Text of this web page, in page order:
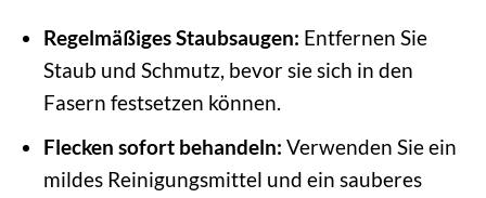
Regelmäßiges Staubsaugen: Entfernen Sie
Staub und Schmutz, bevor sie sich in den
Fasern festsetzen können.
Flecken sofort behandeln: Verwenden Sie ein
mildes Reinigungsmittel und ein sauberes